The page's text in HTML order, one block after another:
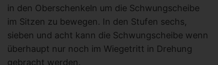
in den Oberschenkeln um die Schwungscheibe
im Sitzen zu bewegen. In den Stufen sechs,
sieben und acht kann die Schwungscheibe wenn
überhaupt nur noch im Wiegetritt in Drehung
gebracht werden.